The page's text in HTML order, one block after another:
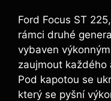
Ford Focus ST
rámci druhé
vybaven
zaujmout každého
Pod kapotou se
který se pyšní